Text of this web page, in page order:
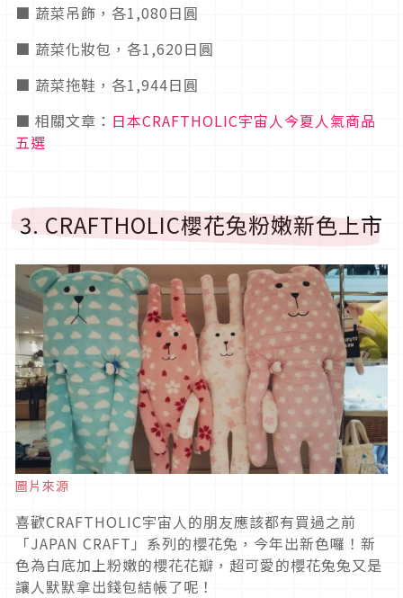
■ 蔬菜吊飾，各1,080日圓
■ 蔬菜化妝包，各1,620日圓
■ 蔬菜拖鞋，各1,944日圓
■ 相關文章： 日本CRAFTHOLIC宇宙人今夏人氣商品
五選
3. CRAFTHOLIC櫻花兔粉嫩新色上市
圖片來源
喜歡CRAFTHOLIC宇宙人的朋友應該都有買過之前
「JAPAN CRAFT」系列的櫻花兔，今年出新色囉！新
色為白底加上粉嫩的櫻花花瓣，超可愛的櫻花兔兔又是
讓人默默拿出錢包結帳了呢！